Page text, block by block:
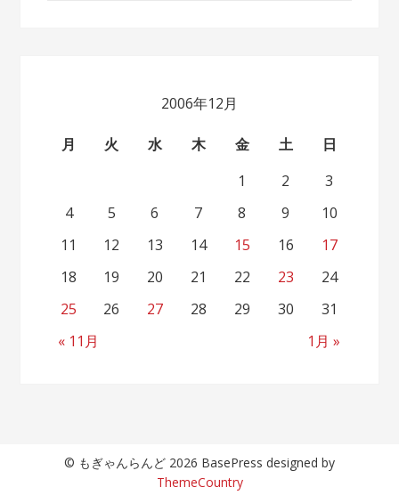
2006年12月
月 火 水 木 金 土 日
« 11月 1月 »
1 2
3
4
5 6 7 8 9
10
11
12 13 14 15 16
17
18
19 20 21 22 23
24
25
26 27 28 29 30 31
© もぎゃんらんど 2026 BasePress designed by
ThemeCountry